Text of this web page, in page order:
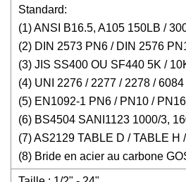
Standard:
(1) ANSI B16.5, A105 150LB /
(2) DIN 2573 PN6 / DIN 2576
(3) JIS SS400 OU SF440 5K /
(4) UNI 2276 / 2277 / 2278 /
(5) EN1092-1 PN6 / PN10 /
(6) BS4504 SANI1123 1000/3,
(7) AS2129 TABLE D / TABLE
(8) Bride en acier au carbone